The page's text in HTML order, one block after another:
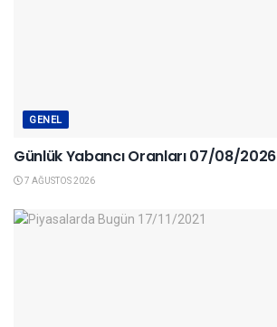
GENEL
Günlük Yabancı Oranları 07/08/2026
7 AĞUSTOS 2026